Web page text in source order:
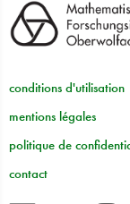
conditions d'utilisation
mentions légales
politique de
contact